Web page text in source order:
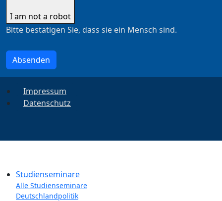
I am not a robot
Bitte bestätigen Sie, dass sie ein Mensch sind.
Absenden
Impressum
Datenschutz
Studienseminare
Alle Studienseminare
Deutschlandpolitik